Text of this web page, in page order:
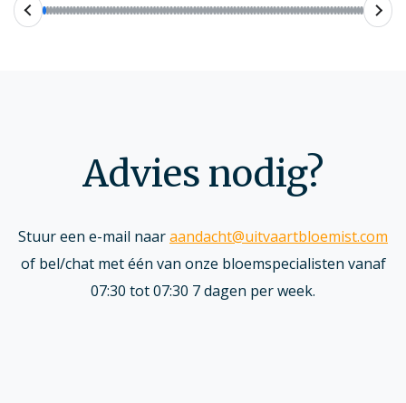
Advies nodig?
Stuur een e-mail naaraandacht@uitvaartbloemist.com
of bel/chat met één van onze bloemspecialisten vanaf
07:30 tot 07:30 7 dagen per week.